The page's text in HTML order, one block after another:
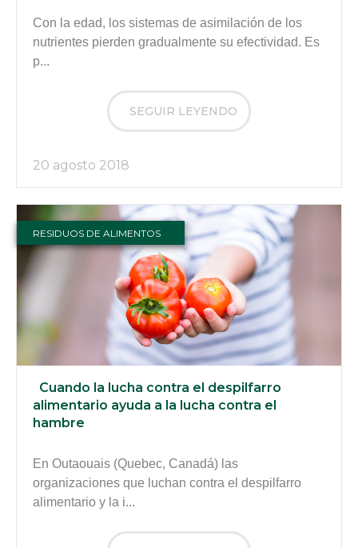
Con la edad, los sistemas de asimilación de los
nutrientes pierden gradualmente su efectividad. Es
p...
SEGUIR LEYENDO
20 agosto 2018
RESIDUOS DE ALIMENTOS
Cuando la lucha contra el despilfarro
alimentario ayuda a la lucha contra el
hambre
En Outaouais (Quebec, Canadá) las
organizaciones que luchan contra el despilfarro
alimentario y la i...